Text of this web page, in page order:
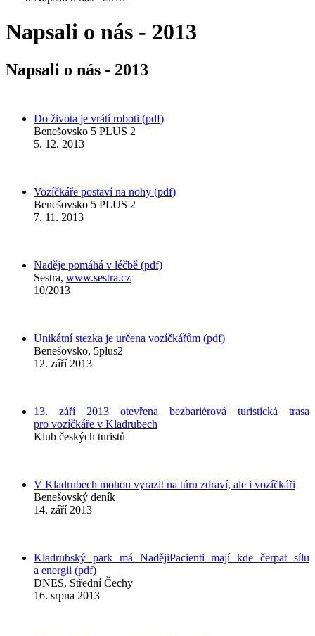
Napsali o nás - 2013
Napsali o nás - 2013
Do života je vrátí roboti (pdf)
Benešovsko 5 PLUS 2
5. 12. 2013
Vozíčkáře postaví na nohy (pdf)
Benešovsko 5 PLUS 2
7. 11. 2013
Naděje pomáhá v léčbě (pdf)
Sestra, www.sestra.cz
10/2013
Unikátní stezka je určena vozíčkářům (pdf)
Benešovsko, 5plus2
12. září 2013
13. září 2013 otevřena bezbariérová turistická trasa
pro vozíčkáře v Kladrubech
Klub českých turistů
V Kladrubech mohou vyrazit na túru zdraví, ale i vozíčkáři
Benešovský deník
14. září 2013
Kladrubský park má NadějiPacienti mají kde čerpat sílu
a energii (pdf)
DNES, Střední Čechy
16. srpna 2013